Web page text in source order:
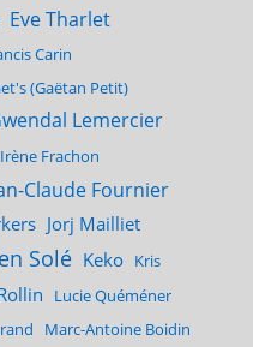
Eve Tharlet
Carin
(Gaëtan Petit)
Lemercier
Irène Frachon
Claude Fournier
Jorj Mailliet
Solé Keko Kris
Lucie Quéméner
Marc-Antoine Boidin